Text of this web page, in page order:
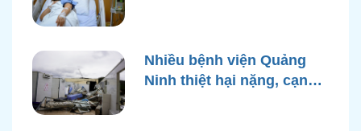
Nhiều bệnh viện Quảng
Ninh thiệt hại nặng, cạn